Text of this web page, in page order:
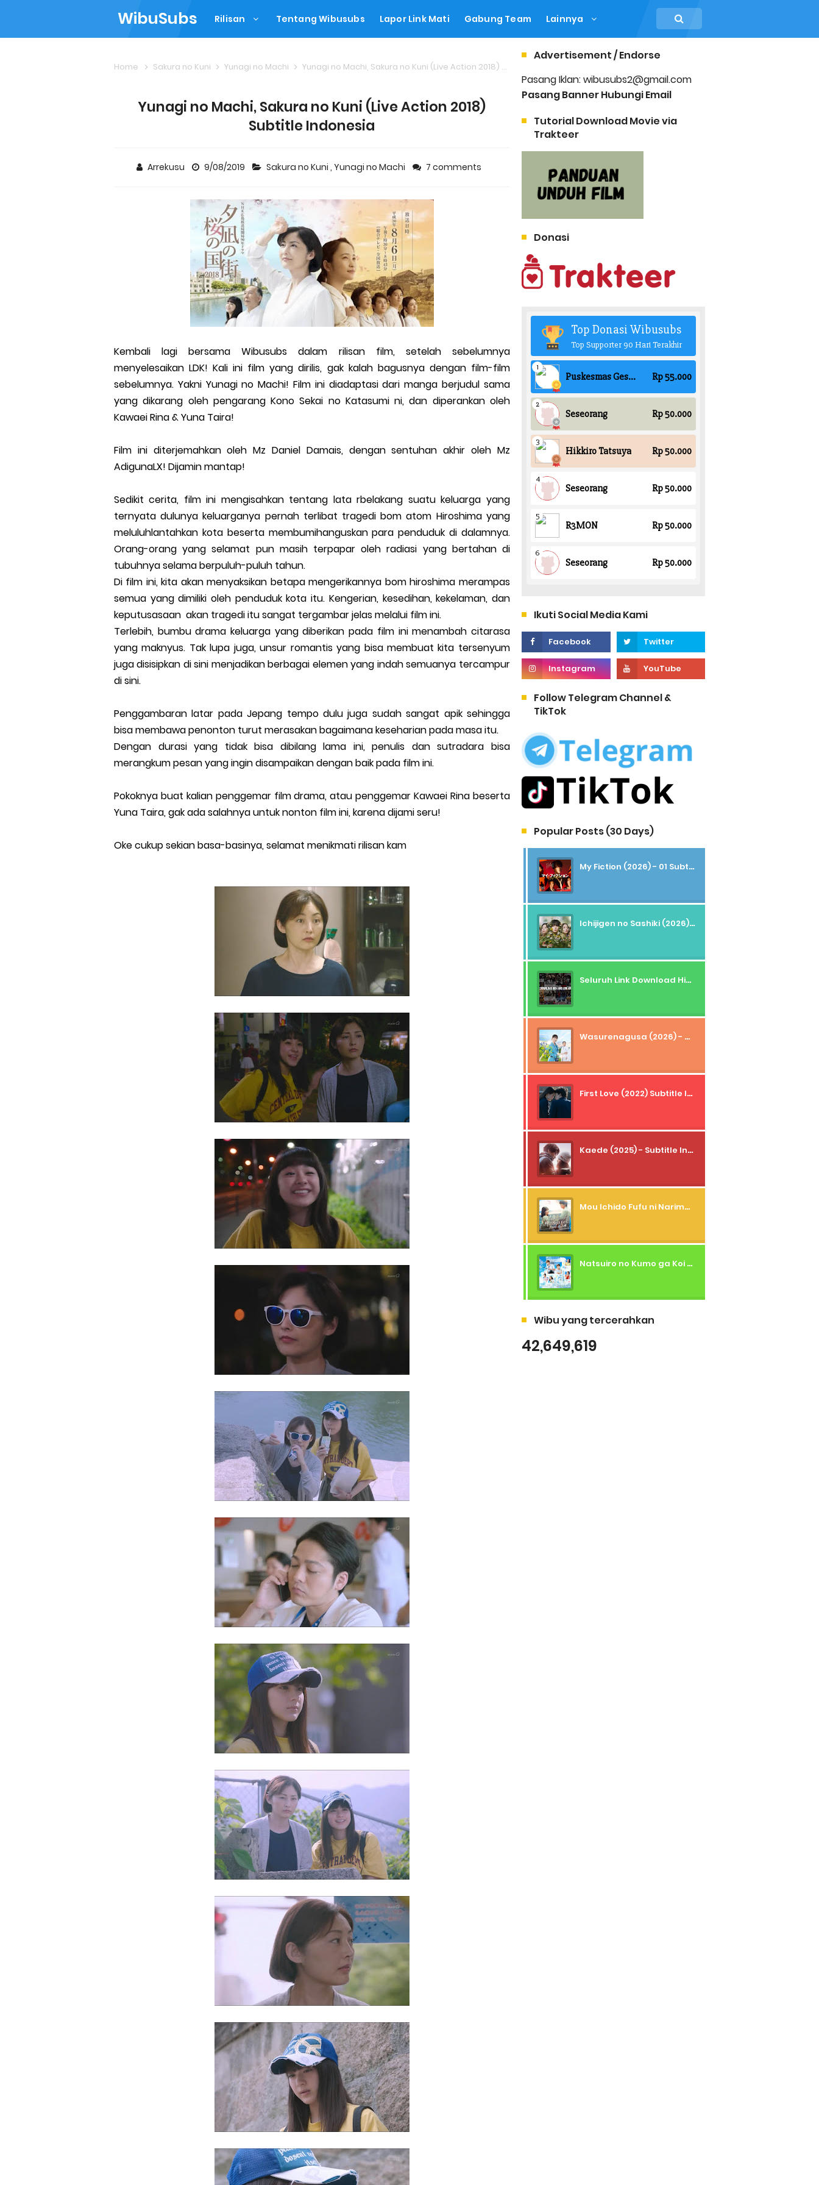
WibuSubs Rilisan Tentang Wibusubs Lapor Link Mati Gabung Team Lainnya
Home Sakura no Kuni Yunagi no Machi Yunagi no Machi, Sakura no Kuni (Live Action 2018) Subtitle Indonesia
Yunagi no Machi, Sakura no Kuni (Live Action 2018)
Subtitle Indonesia
Arrekusu 9/08/2019 Sakura no Kuni,Yunagi no Machi 7 comments
Kembali lagi bersama Wibusubs dalam rilisan film, setelah sebelumnya
menyelesaikan LDK! Kali ini film yang dirilis, gak kalah bagusnya dengan film-film
sebelumnya. Yakni Yunagi no Machi! Film ini diadaptasi dari manga berjudul sama
yang dikarang oleh pengarang Kono Sekai no Katasumi ni, dan diperankan oleh
Kawaei Rina & Yuna Taira!
Film ini diterjemahkan oleh Mz Daniel Damais, dengan sentuhan akhir oleh Mz
AdigunaLX! Dijamin mantap!
Sedikit cerita, film ini mengisahkan tentang lata rbelakang suatu keluarga yang
ternyata dulunya keluarganya pernah terlibat tragedi bom atom Hiroshima yang
meluluhlantahkan kota beserta membumihanguskan para penduduk di dalamnya.
Orang-orang yang selamat pun masih terpapar oleh radiasi yang bertahan di
tubuhnya selama berpuluh-puluh tahun.
Di film ini, kita akan menyaksikan betapa mengerikannya bom hiroshima merampas
semua yang dimiliki oleh penduduk kota itu. Kengerian, kesedihan, kekelaman, dan
keputusasaan akan tragedi itu sangat tergambar jelas melalui film ini.
Terlebih, bumbu drama keluarga yang diberikan pada film ini menambah citarasa
yang maknyus. Tak lupa juga, unsur romantis yang bisa membuat kita tersenyum
juga disisipkan di sini menjadikan berbagai elemen yang indah semuanya tercampur
di sini.
Penggambaran latar pada Jepang tempo dulu juga sudah sangat apik sehingga
bisa membawa penonton turut merasakan bagaimana keseharian pada masa itu.
Dengan durasi yang tidak bisa dibilang lama ini, penulis dan sutradara bisa
merangkum pesan yang ingin disampaikan dengan baik pada film ini.
Pokoknya buat kalian penggemar film drama, atau penggemar Kawaei Rina beserta
Yuna Taira, gak ada salahnya untuk nonton film ini, karena dijami seru!
Oke cukup sekian basa-basinya, selamat menikmati rilisan kam
Advertisement / Endorse
Pasang Iklan: wibusubs2@gmail.com
Pasang Banner Hubungi Email
Tutorial Download Movie via
Trakteer
Donasi
Ikuti Social Media Kami
Follow Telegram Channel &
TikTok
Popular Posts (30 Days)
My Fiction (2026) - 01 Subtitle Indonesia
Ichijigen no Sashiki (2026) - 01 Subtitle Indonesia
Seluruh Link Download High And Low Subtitle Indonesia
Wasurenagusa (2026) - 01+02 Subtitle Indonesia
First Love (2022) Subtitle Indonesia + Tanpa Iklan + Streaming + 1080p
Kaede (2025) - Subtitle Indonesia
Mou Ichido Fufu ni Narimasu ka? (2026) - 01 Subtitle Indonesia
Natsuiro no Kumo ga Koi to Arashi wo Makiokosu (2026) - 01 Subtitle Indonesia
Wibu yang tercerahkan
42,649,619